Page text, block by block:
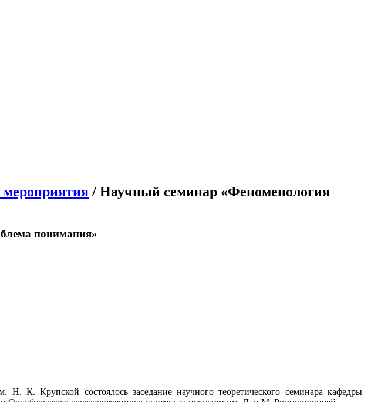
/ Научный семинар «Феноменология
понимания»
К. Крупской состоялось заседание научного теоретического семинара кафедры